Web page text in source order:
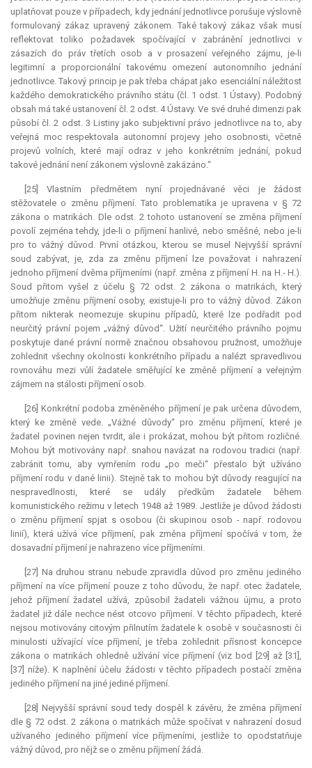
uplatňovat pouze v případech, kdy jednání jednotlivce porušuje výslovně
formulovaný zákaz upravený zákonem. Také takový zákaz však musí
reflektovat toliko požadavek spočívající v zabránění jednotlivci v
zásazích do práv třetích osob a v prosazení veřejného zájmu, je-li
legitimní a proporcionální takovému omezení autonomního jednání
jednotlivce. Takový princip je pak třeba chápat jako esenciální náležitost
každého demokratického právního státu (čl. 1 odst. 1 Ústavy). Podobný
obsah má také ustanovení čl. 2 odst. 4 Ústavy. Ve své druhé dimenzi pak
působí čl. 2 odst. 3 Listiny jako subjektivní právo jednotlivce na to, aby
veřejná moc respektovala autonomní projevy jeho osobnosti, včetně
projevů volních, které mají odraz v jeho konkrétním jednání, pokud
takové jednání není zákonem výslovně zakázáno.“
[25] Vlastním předmětem nyní projednávané věci je žádost
stěžovatele o změnu příjmení. Tato problematika je upravena v § 72
zákona o matrikách. Dle odst. 2 tohoto ustanovení se změna příjmení
povolí zejména tehdy, jde-li o příjmení hanlivé, nebo směšné, nebo je-li
pro to vážný důvod. První otázkou, kterou se musel Nejvyšší správní
soud zabývat, je, zda za změnu příjmení lze považovat i nahrazení
jednoho příjmení dvěma příjmeními (např. změna z příjmení H. na H.- H.).
Soud přitom vyšel z účelu § 72 odst. 2 zákona o matrikách, který
umožňuje změnu příjmení osoby, existuje-li pro to vážný důvod. Zákon
přitom nikterak neomezuje skupinu případů, které lze podřadit pod
neurčitý právní pojem „vážný důvod“. Užití neurčitého právního pojmu
poskytuje dané právní normě značnou obsahovou pružnost, umožňuje
zohlednit všechny okolnosti konkrétního případu a nalézt spravedlivou
rovnováhu mezi vůlí žadatele směřující ke změně příjmení a veřejným
zájmem na stálosti příjmení osob.
[26] Konkrétní podoba změněného příjmení je pak určena důvodem,
který ke změně vede. „Vážné důvody“ pro změnu příjmení, které je
žadatel povinen nejen tvrdit, ale i prokázat, mohou být přitom rozličné.
Mohou být motivovány např. snahou navázat na rodovou tradici (např.
zabránit tomu, aby vymřením rodu „po meči“ přestalo být užíváno
příjmení rodu v dané linii). Stejně tak to mohou být důvody reagující na
nespravedlnosti, které se udály předkům žadatele během
komunistického režimu v letech 1948 až 1989. Jestliže je důvod žádosti
o změnu příjmení spjat s osobou (či skupinou osob - např. rodovou
linií), která užívá více příjmení, pak změna příjmení spočívá v tom, že
dosavadní příjmení je nahrazeno více příjmeními.
[27] Na druhou stranu nebude zpravidla důvod pro změnu jediného
příjmení na více příjmení pouze z toho důvodu, že např. otec žadatele,
jehož příjmení žadatel užívá, způsobil žadateli vážnou újmu, a proto
žadatel již dále nechce nést otcovo příjmení. V těchto případech, které
nejsou motivovány citovým přilnutím žadatele k osobě v současnosti či
minulosti užívající více příjmení, je třeba zohlednit přísnost koncepce
zákona o matrikách ohledně užívání více příjmení (viz bod [29] až [31],
[37] níže). K naplnění účelu žádosti v těchto případech postačí změna
jediného příjmení na jiné jediné příjmení.
[28] Nejvyšší správní soud tedy dospěl k závěru, že změna příjmení
dle § 72 odst. 2 zákona o matrikách může spočívat v nahrazení dosud
užívaného jediného příjmení více příjmeními, jestliže to opodstatňuje
vážný důvod, pro nějž se o změnu příjmení žádá.